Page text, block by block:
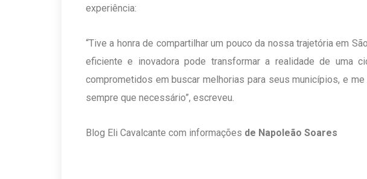
experiência:
“Tive a honra de compartilhar um pouco da nossa trajetória em
eficiente e inovadora pode transformar a realidade de uma
comprometidos em buscar melhorias para seus municípios, e
sempre que necessário”, escreveu.
Blog Eli Cavalcante com informações de Napoleão Soares